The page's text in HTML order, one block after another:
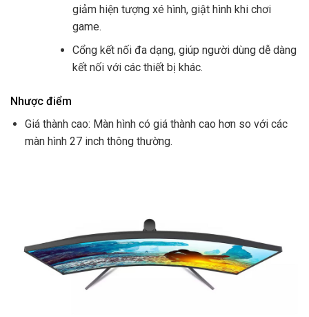
giảm hiện tượng xé hình, giật hình khi chơi
game.
Cổng kết nối đa dạng, giúp người dùng dễ dàng
kết nối với các thiết bị khác.
Nhược điểm
Giá thành cao: Màn hình có giá thành cao hơn so với các
màn hình 27 inch thông thường.